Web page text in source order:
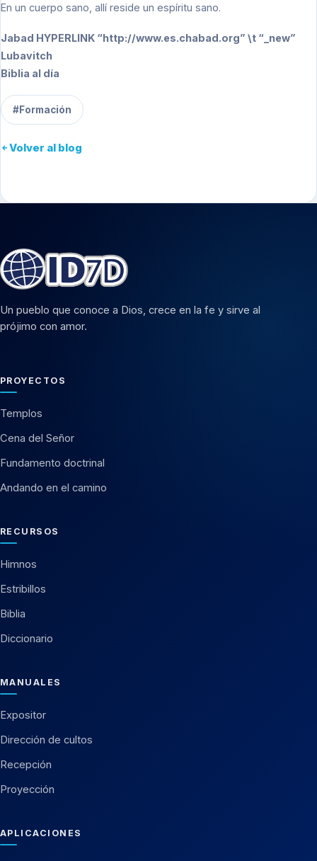
En un cuerpo sano, allí reside un espíritu sano.
Jabad HYPERLINK “http://www.es.chabad.org” \t “_new”
Lubavitch
Biblia al día
#Formación
Volver al blog
Un pueblo que conoce a Dios, crece en la fe y sirve al
prójimo con amor.
PROYECTOS
Templos
Cena del Señor
Fundamento doctrinal
Andando en el camino
RECURSOS
Himnos
Estribillos
Biblia
Diccionario
MANUALES
Expositor
Dirección de cultos
Recepción
Proyección
APLICACIONES